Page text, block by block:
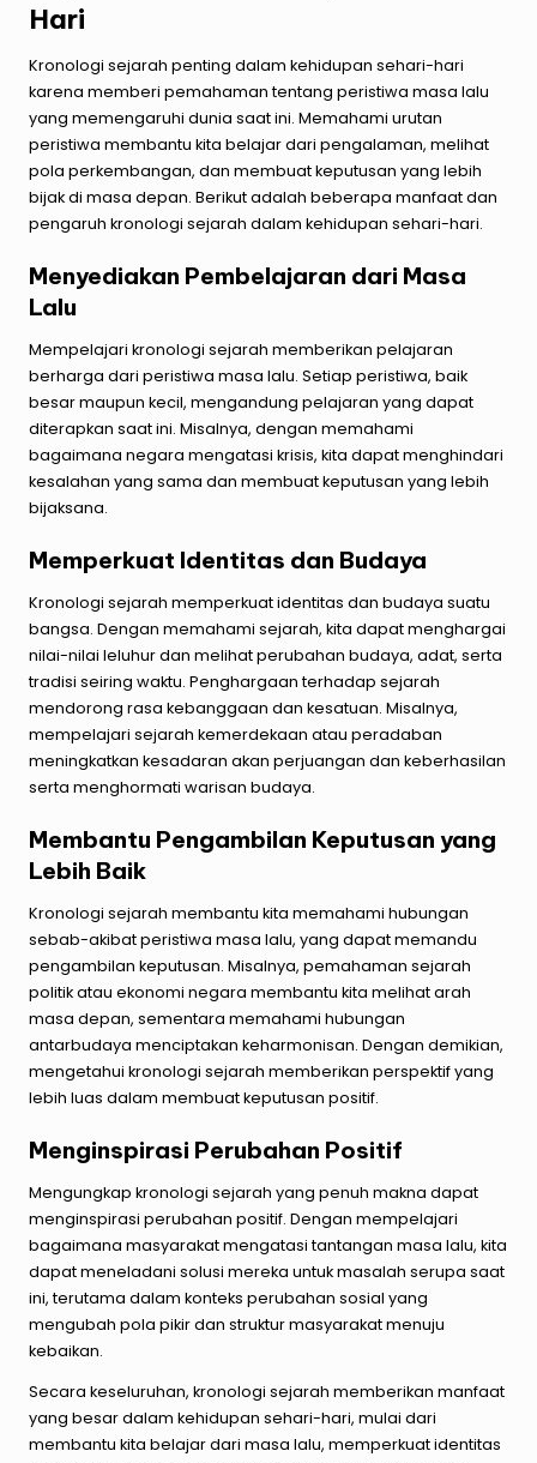
Hari
Kronologi sejarah penting dalam kehidupan sehari-hari
karena memberi pemahaman tentang peristiwa masa lalu
yang memengaruhi dunia saat ini. Memahami urutan
peristiwa membantu kita belajar dari pengalaman, melihat
pola perkembangan, dan membuat keputusan yang lebih
bijak di masa depan. Berikut adalah beberapa manfaat dan
pengaruh kronologi sejarah dalam kehidupan sehari-hari.
Menyediakan Pembelajaran dari Masa
Lalu
Mempelajari kronologi sejarah memberikan pelajaran
berharga dari peristiwa masa lalu. Setiap peristiwa, baik
besar maupun kecil, mengandung pelajaran yang dapat
diterapkan saat ini. Misalnya, dengan memahami
bagaimana negara mengatasi krisis, kita dapat menghindari
kesalahan yang sama dan membuat keputusan yang lebih
bijaksana.
Memperkuat Identitas dan Budaya
Kronologi sejarah memperkuat identitas dan budaya suatu
bangsa. Dengan memahami sejarah, kita dapat menghargai
nilai-nilai leluhur dan melihat perubahan budaya, adat, serta
tradisi seiring waktu. Penghargaan terhadap sejarah
mendorong rasa kebanggaan dan kesatuan. Misalnya,
mempelajari sejarah kemerdekaan atau peradaban
meningkatkan kesadaran akan perjuangan dan keberhasilan
serta menghormati warisan budaya.
Membantu Pengambilan Keputusan yang
Lebih Baik
Kronologi sejarah membantu kita memahami hubungan
sebab-akibat peristiwa masa lalu, yang dapat memandu
pengambilan keputusan. Misalnya, pemahaman sejarah
politik atau ekonomi negara membantu kita melihat arah
masa depan, sementara memahami hubungan
antarbudaya menciptakan keharmonisan. Dengan demikian,
mengetahui kronologi sejarah memberikan perspektif yang
lebih luas dalam membuat keputusan positif.
Menginspirasi Perubahan Positif
Mengungkap kronologi sejarah yang penuh makna dapat
menginspirasi perubahan positif. Dengan mempelajari
bagaimana masyarakat mengatasi tantangan masa lalu, kita
dapat meneladani solusi mereka untuk masalah serupa saat
ini, terutama dalam konteks perubahan sosial yang
mengubah pola pikir dan struktur masyarakat menuju
kebaikan.
Secara keseluruhan, kronologi sejarah memberikan manfaat
yang besar dalam kehidupan sehari-hari, mulai dari
membantu kita belajar dari masa lalu, memperkuatidentitas